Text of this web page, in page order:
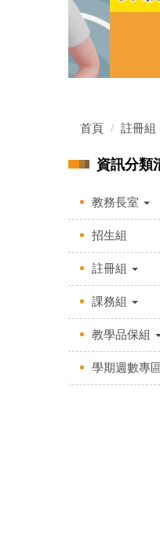
首頁 註冊組
資訊分類
教務長室
招生組
註冊組
課務組
教學品保組
學期週數專